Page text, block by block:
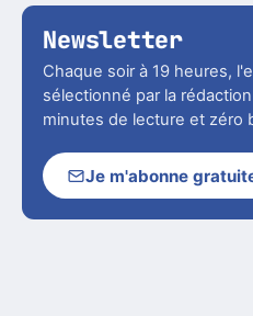
Newsletter
Chaque soir à 19 heures,
sélectionné par la
minutes de lecture et zéro
Je m'abonne